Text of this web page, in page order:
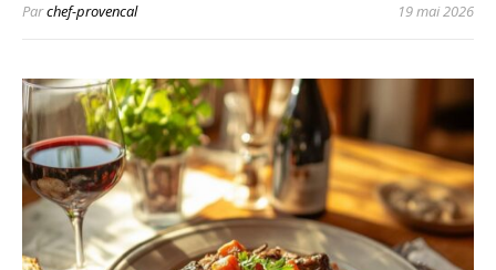
Parchef-provencal 19 mai 2026